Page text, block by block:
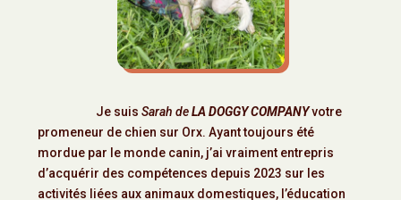
Je suisSarah deLA DOGGY COMPANYvotre
promeneur de chien sur Orx. Ayant toujours été
mordue par le monde canin, j’ai vraiment entrepris
d’acquérir des compétences depuis 2023 sur les
activités liées aux animaux domestiques, l’éducation